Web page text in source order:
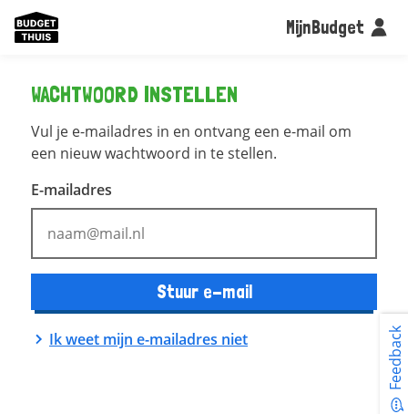
MijnBudget
WACHTWOORD INSTELLEN
Vul je e-mailadres in en ontvang een e-mail om
een nieuw wachtwoord in te stellen.
E-mailadres
Stuur e-mail
Ik weet mijn e-mailadres niet Feedback